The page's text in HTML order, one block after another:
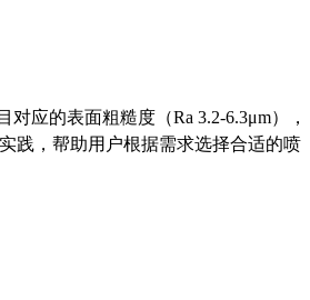
应的表面粗糙度（Ra 3.2-6.3μm），
践，帮助用户根据需求选择合适的喷